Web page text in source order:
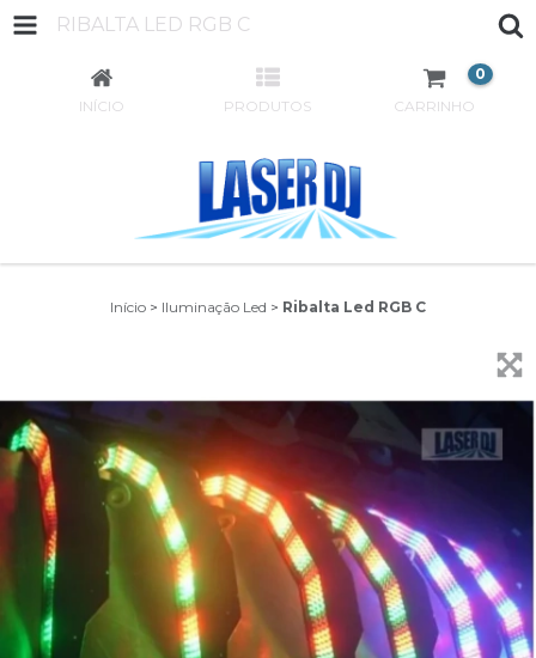
RIBALTA LED RGB C
INÍCIO PRODUTOS CARRINHO
0
Início > Iluminação Led > Ribalta Led RGB C